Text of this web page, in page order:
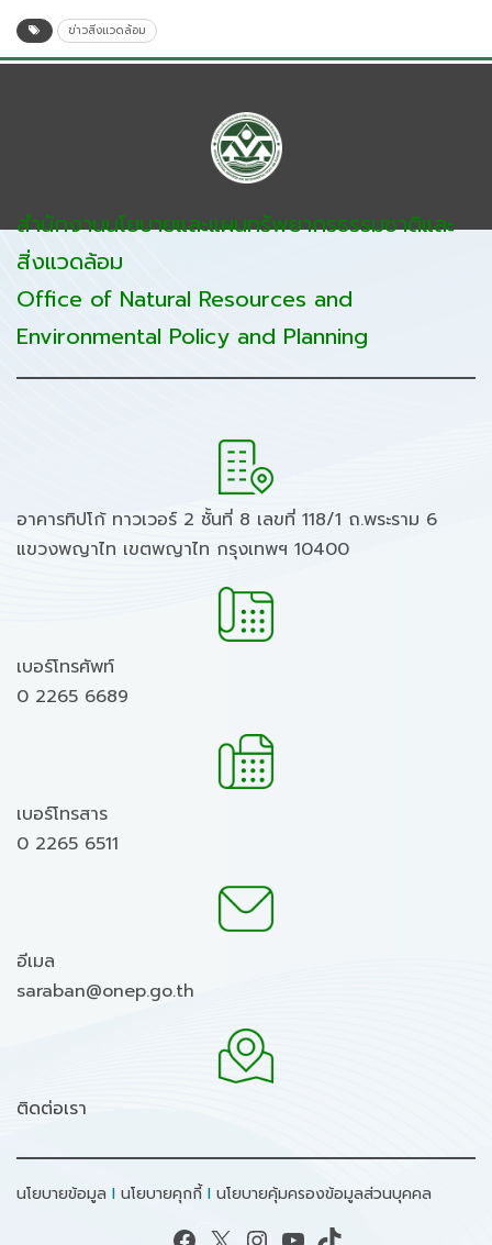
ข่าวสิ่งแวดล้อม
สำนักงานนโยบายและแผนทรัพยากรธรรมชาติและ
สิ่งแวดล้อม
Office of Natural Resources and
Environmental Policy and Planning
อาคารทิปโก้ ทาวเวอร์ 2 ชั้นที่ 8 เลขที่ 118/1 ถ.พระราม 6
แขวงพญาไท เขตพญาไท กรุงเทพฯ 10400
เบอร์โทรศัพท์
0 2265 6689
เบอร์โทรสาร
0 2265 6511
อีเมล
saraban@onep.go.th
ติดต่อเรา
นโยบายข้อมูล I นโยบายคุกกี้ I นโยบายคุ้มครองข้อมูลส่วนบุคคล